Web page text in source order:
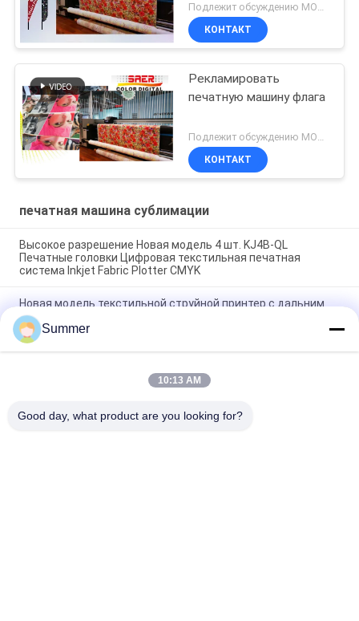
КОНТАКТ
Рекламировать
печатную машину флага
Подлежит обсуждению MOQ:1 набор
КОНТАКТ
печатная машина сублимации
Высокое разрешение Новая модель 4 шт. KJ4B-QL
Печатные головки Цифровая текстильная печатная
система Inkjet Fabric Plotter CMYK
Новая модель текстильной струйной принтер с дальним
инфракрасным нагревателем Все в одном устройстве
Система печати тканей с пигментом и сублимационным
чернилом
Цифровой производитель Фабричная цена Система
печати тканей Большой формат I3200A1
Summer
10:13 AM
Good day, what product are you looking for?